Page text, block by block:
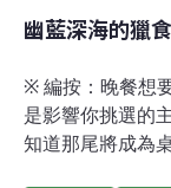
幽藍深海的獵
※ 編按：晚餐想
是影響你挑選的
知道那尾將成為